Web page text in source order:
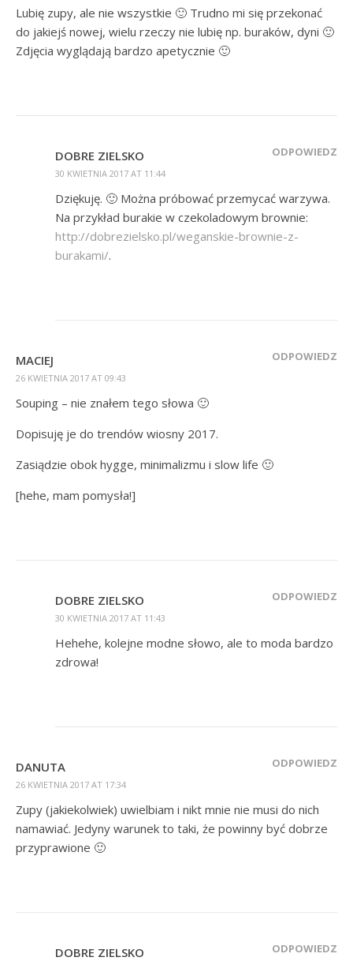
Lubię zupy, ale nie wszystkie 🙂 Trudno mi się przekonać
do jakiejś nowej, wielu rzeczy nie lubię np. buraków, dyni 🙂
Zdjęcia wyglądają bardzo apetycznie 🙂
DOBRE ZIELSKO
30 KWIETNIA 2017 AT 11:44
ODPOWIEDZ
Dziękuję. 🙂 Można próbować przemycać warzywa.
Na przykład burakie w czekoladowym brownie:
http://dobrezielsko.pl/weganskie-brownie-z-
burakami/.
MACIEJ
26 KWIETNIA 2017 AT 09:43
ODPOWIEDZ
Souping – nie znałem tego słowa 🙂
Dopisuję je do trendów wiosny 2017.
Zasiądzie obok hygge, minimalizmu i slow life 🙂
[hehe, mam pomysła!]
DOBRE ZIELSKO
30 KWIETNIA 2017 AT 11:43
ODPOWIEDZ
Hehehe, kolejne modne słowo, ale to moda bardzo
zdrowa!
DANUTA
26 KWIETNIA 2017 AT 17:34
ODPOWIEDZ
Zupy (jakiekolwiek) uwielbiam i nikt mnie nie musi do nich
namawiać. Jedyny warunek to taki, że powinny być dobrze
przyprawione 🙂
DOBRE ZIELSKO ODPOWIEDZ